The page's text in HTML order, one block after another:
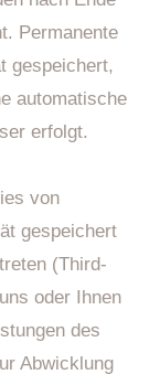
Permanente
gespeichert,
automatische
erfolgt.
von
gespeichert
(Third-
oder Ihnen
des
Abwicklung